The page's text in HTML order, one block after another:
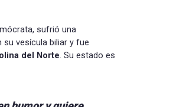
sufrió una
vesícula biliar y fue
del Norte. Su estado es